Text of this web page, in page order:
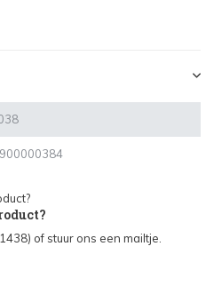
of stuur ons een mailtje.